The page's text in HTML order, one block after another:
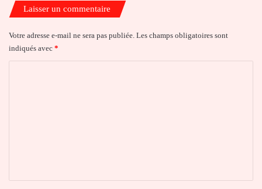
Laisser un commentaire
Votre adresse e-mail ne sera pas publiée. Les champs obligatoires sont
indiqués avec *